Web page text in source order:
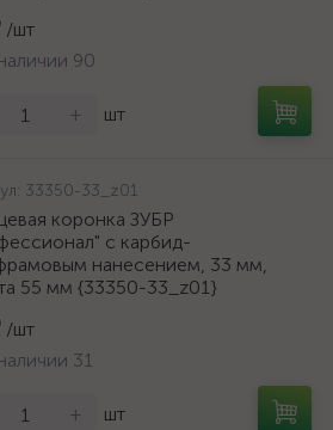
/шт
90
+ шт
33350-33_z01
коронка ЗУБР
c карбид-
нанесением, 33 мм,
55 мм {33350-33_z01}
/шт
31
+ шт